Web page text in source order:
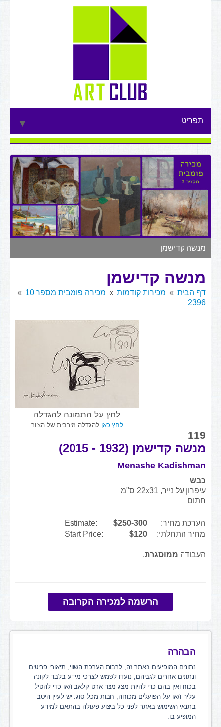
תפריט ▼
▼
▼
▼
▼
מנשה קדישמן
מנשה קדישמן
דף הבית מכירות קודמות
מכירה פומבית מספר 10
2396
לחץ על התמונה להגדלה
לחץ כאן להגדלה מירבית של הציור
119
מנשה קדישמן (1932 - 2015)
Menashe Kadishman
כבש
עיפרון על נייר, 22x31 ס"מ
חתום
הערכת מחיר: $250-300
Estimate:
מחיר התחלתי:
$120
Start Price:
העבודה ממוסגרת.
הרשמה למכירה הקרובה
הבהרה
נתונים המופיעים באתר זה, לרבות הערכת השווי, תיאורי פריטים
ונתונים אחרים לגביהם, נועדו לשמש לצרכי מידע בלבד לקונה
בכוח ואין בהם כדי להיות מצג מצד ארט קלאב ו/או כדי להטיל
עליה ו/או על הפועלים מכוחה, חבות מכל סוג. יש לעיין היטב
בתנאי השימוש באתר לפני כל ביצוע פעולה בהתאם למידע
המופיע בו.